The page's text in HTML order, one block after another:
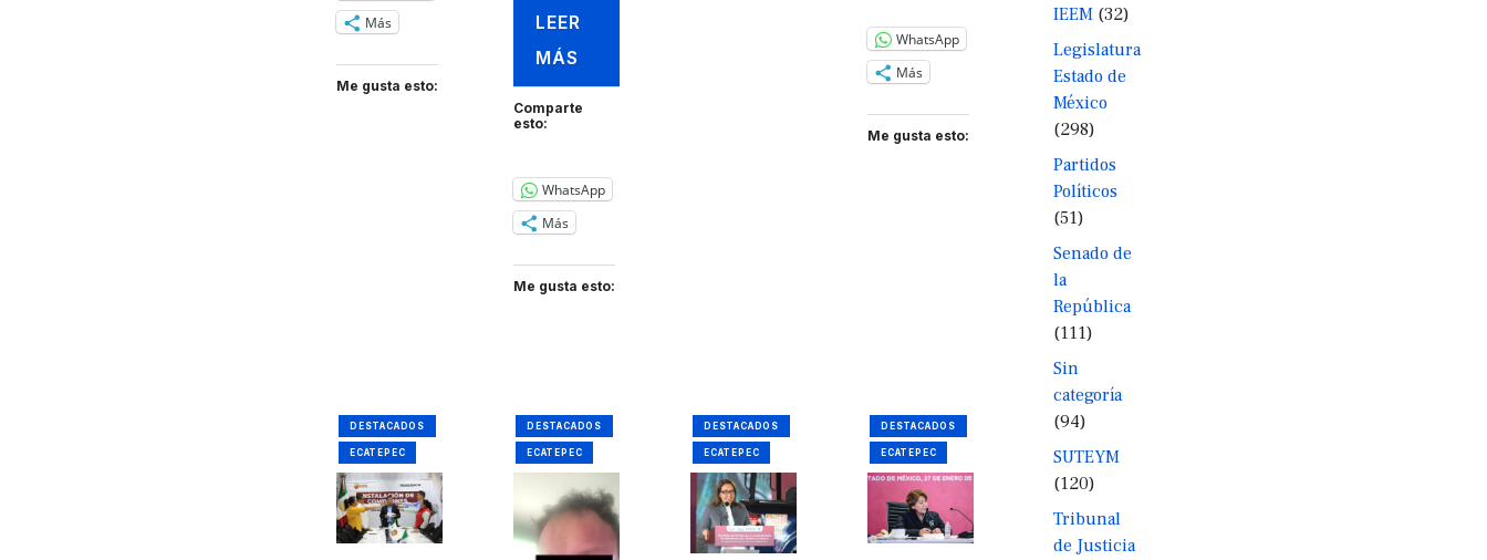
Más
Me gusta esto:
LEER
MÁS
Comparte
esto:
WhatsApp
Más
Me gusta esto:
WhatsApp
Más
Me gusta esto:
DESTACADOS
ECATEPEC
DESTACADOS
ECATEPEC
DESTACADOS
ECATEPEC
DESTACADOS
ECATEPEC
IEEM (32)
Legislatura
Estado de
México
(298)
Partidos
Políticos
(51)
Senado de
la
República
(111)
Sin
categoría
(94)
SUTEYM
(120)
Tribunal
de Justicia